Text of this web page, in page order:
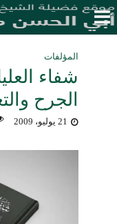
المؤلفات
شفاء
الجرح
21 يوليو، 2009